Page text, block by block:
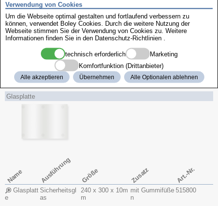
Polierfilm Ø 240mm Aluminiumoxid 12µm (1500) Rot
515763
Polierfilm Ø 240mm Aluminiumoxid 9µm (2000) Blau
515764
Polierfilm Ø 240mm Aluminiumoxid 5µm (2700) Farblos 515765
Ø 240mm 3µm (3000)
Ø 240mm Aluminiumoxid 1µm (6000) Pink
515767
Polierfilm Ø 240mm Aluminiumoxid 0.5µm (9000) Farblos 515768
Polierfilm Ø 240mm Aluminiumoxid Sortiment 4 Stück 515699
Glasplatte
Name Ausführung Größe Zusatz Art.-Nr.
Glasplatt
e
Sicherheitsgl
as
240 x 300 x 10m
m
mit Gummifüße
n
515800
Verwendung von Cookies
Um die Webseite optimal gestalten und fortlaufend verbessern zu
können, verwendet Boley Cookies. Durch die weitere Nutzung der
Webseite stimmen Sie der Verwendung von Cookies zu. Weitere
Informationen finden Sie in den Datenschutz-Richtlinien
technisch erforderlich
Marketing
Komfortfunktion (Drittanbieter)
Alle akzeptieren Übernehmen Alle Optionalen ablehnen